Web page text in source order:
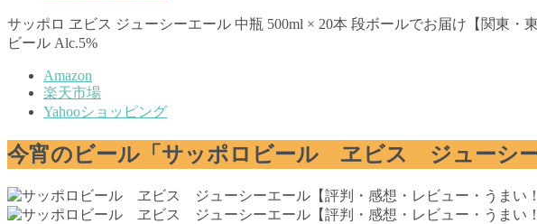
サッポロ ヱビス ジューシーエール 中瓶 500ml × 20本 段ボールでお届け【関東
ビール Alc.5%
Amazon
楽天市場
Yahooショッピング
今宵のビール「サッポロビール ヱビス ジューシー